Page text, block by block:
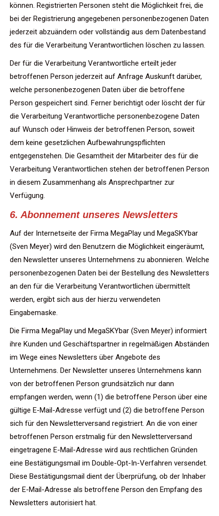
können. Registrierten Personen steht die Möglichkeit frei, die
bei der Registrierung angegebenen personenbezogenen Daten
jederzeit abzuändern oder vollständig aus dem Datenbestand
des für die Verarbeitung Verantwortlichen löschen zu lassen.
Der für die Verarbeitung Verantwortliche erteilt jeder
betroffenen Person jederzeit auf Anfrage Auskunft darüber,
welche personenbezogenen Daten über die betroffene
Person gespeichert sind. Ferner berichtigt oder löscht der für
die Verarbeitung Verantwortliche personenbezogene Daten
auf Wunsch oder Hinweis der betroffenen Person, soweit
dem keine gesetzlichen Aufbewahrungspflichten
entgegenstehen. Die Gesamtheit der Mitarbeiter des für die
Verarbeitung Verantwortlichen stehen der betroffenen Person
in diesem Zusammenhang als Ansprechpartner zur
Verfügung.
6. Abonnement unseres Newsletters
Auf der Internetseite der Firma MegaPlay und MegaSKYbar
(Sven Meyer) wird den Benutzern die Möglichkeit eingeräumt,
den Newsletter unseres Unternehmens zu abonnieren. Welche
personenbezogenen Daten bei der Bestellung des Newsletters
an den für die Verarbeitung Verantwortlichen übermittelt
werden, ergibt sich aus der hierzu verwendeten
Eingabemaske.
Die Firma MegaPlay und MegaSKYbar (Sven Meyer) informiert
ihre Kunden und Geschäftspartner in regelmäßigen Abständen
im Wege eines Newsletters über Angebote des
Unternehmens. Der Newsletter unseres Unternehmens kann
von der betroffenen Person grundsätzlich nur dann
empfangen werden, wenn (1) die betroffene Person über eine
gültige E-Mail-Adresse verfügt und (2) die betroffene Person
sich für den Newsletterversand registriert. An die von einer
betroffenen Person erstmalig für den Newsletterversand
eingetragene E-Mail-Adresse wird aus rechtlichen Gründen
eine Bestätigungsmail im Double-Opt-In-Verfahren versendet.
Diese Bestätigungsmail dient der Überprüfung, ob der Inhaber
der E-Mail-Adresse als betroffene Person den Empfang des
Newsletters autorisiert hat.